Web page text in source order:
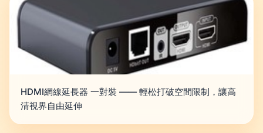
HDMI網線延長器 一對裝 —— 輕松打破空間限制，讓高
清視界自由延伸